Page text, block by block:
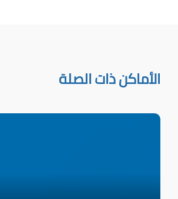
الأماكن ذات الصلة